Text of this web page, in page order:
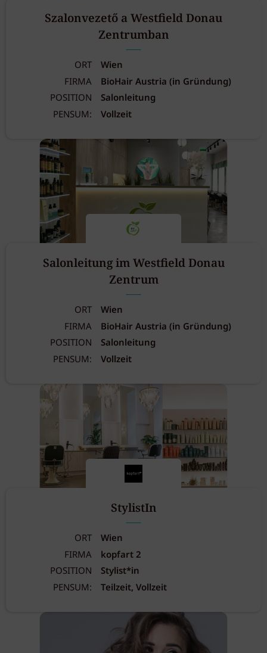
Szalonvezető a Westfield Donau
Zentrumban
ORT
Wien
FIRMA
BioHair Austria (in Gründung)
POSITION
Salonleitung
PENSUM:
Vollzeit
Salonleitung im Westfield Donau
Zentrum
ORT
Wien
FIRMA
BioHair Austria (in Gründung)
POSITION
Salonleitung
PENSUM:
Vollzeit
StylistIn
ORT
Wien
FIRMA
kopfart 2
POSITION
Stylist*in
PENSUM:
Teilzeit, Vollzeit